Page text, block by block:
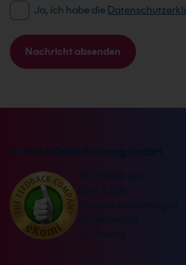
D
S
G
V
O
i
e
t
ä
n
Ja, ich habe die
Nachricht absenden
n
i
e
© 2026 Kebel Training GmbH
Wir freuen uns
über 1.600
Seminarbewertungen
auf ekomi.de
4,8 Sterne